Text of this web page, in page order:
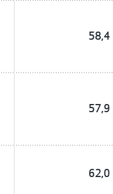
58,4
57,9
62,0